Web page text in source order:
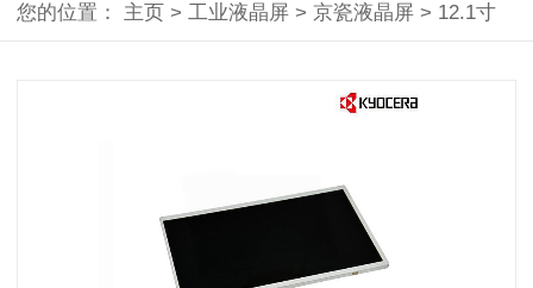
您的位置： 主页 > 工业液晶屏 > 京瓷液晶屏 > 12.1寸